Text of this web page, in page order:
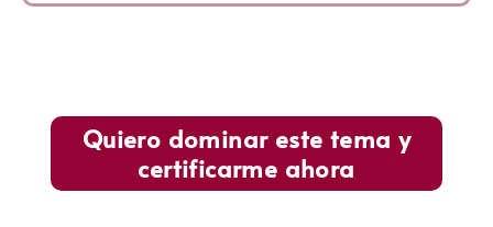
Quiero dominar este tema y
certificarme ahora